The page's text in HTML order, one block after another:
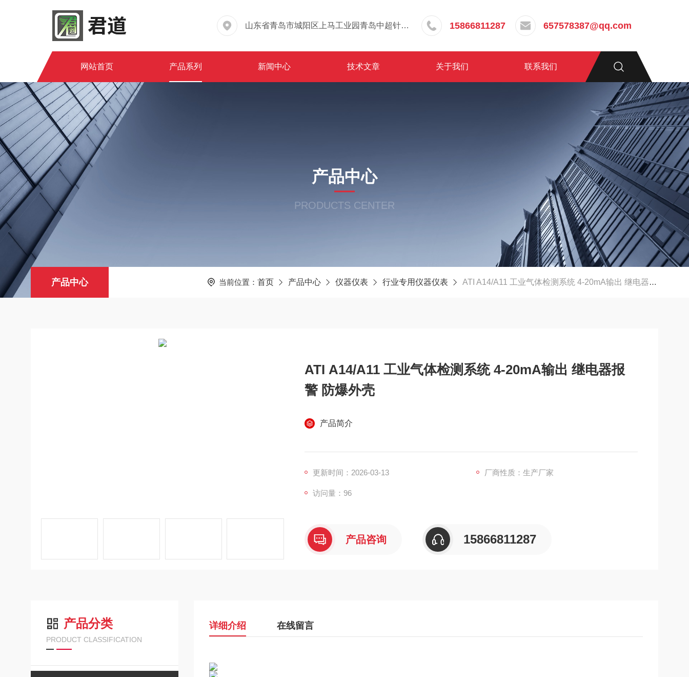
山东省青岛市城阳区上马工业园青岛中超针织有限公司院内东办公楼三层 15866811287 657578387@qq.com
网站首页 产品系列 新闻中心 技术文章 关于我们 联系我们
产品中心
PRODUCTS CENTER
产品中心 当前位置： 首页 产品中心 仪器仪表 行业专用仪器仪表 ATI A14/A11 工业气体检测系统 4-20mA输出 继电器报警 防爆外壳
ATI A14/A11 工业气体检测系统 4-20mA输出 继电器报
警 防爆外壳
产品简介
更新时间：2026-03-13 厂商性质：生产厂家
访问量：96
产品咨询 15866811287
产品分类
PRODUCT CLASSIFICATION
详细介绍 在线留言